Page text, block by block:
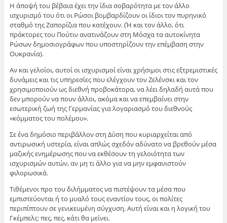
Η άποψή του βέβαια έχει την ίδια σοβαρότητα με τον άλλο
ισχυρισμό του ότι οι Ρώσοι βομβαρδίζουν οι ίδιοι τον πυρηνικό
σταθμό της Ζαπορίζια που κατέχουν. (Ή και τον άλλο, ότι
πράκτορες του Πούτιν ανατινάζουν στη Μόσχα τα αυτοκίνητα
Ρώσων δημοσιογράφων που υποστηρίζουν την επέμβαση στην
Ουκρανία).
Αν και γελοίοι, αυτοί οι ισχυρισμοί είναι χρήσιμοι στις εξτρεμιστικές
δυνάμεις και τις υπηρεσίες που ελέγχουν τον Ζελένσκι και τον
χρησιμοποιούν ως διεθνή προβοκάτορα, να λέει δηλαδή αυτά που
δεν μπορούν να πουν άλλοι, ακόμα και να επεμβαίνει στην
εσωτερική ζωή της Γερμανίας για λογαριασμό του διεθνούς
«κόμματος του πολέμου».
Σε ένα δημόσιο περιβάλλον στη Δύση που κυριαρχείται από
αντιρωσική υστερία, είναι απλώς σχεδόν αδύνατο να βρεθούν μέσα
μαζικής ενημέρωσης που να εκθέσουν τη γελοιότητα των
ισχυρισμών αυτών, αν μη τι άλλο για να μην εμφανιστούν
φιλορωσικά.
Τιθέμενοι προ του διλήμματος να πιστέψουν τα μέσα που
εμπιστεύονται ή το μυαλό τους εναντίον τους, οι πολίτες
περιπίπτουν σε γενικευμένη σύγχυση. Αυτή είναι και η λογική του
Γκέμπελς: πες, πες, κάτι θα μείνει.